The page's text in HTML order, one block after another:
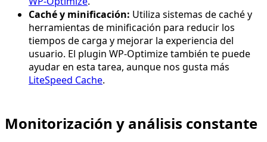
Caché y minificación: Utiliza sistemas de caché y
herramientas de minificación para reducir los
tiempos de carga y mejorar la experiencia del
usuario. El plugin WP-Optimize también te puede
ayudar en esta tarea, aunque nos gusta más
LiteSpeed Cache.
Monitorización y análisis constante